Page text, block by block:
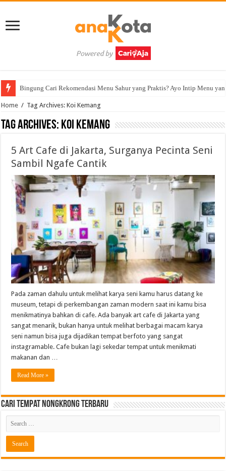
Bingung Cari Rekomendasi Menu Sahur yang Praktis? Ayo Intip Menu
Home / Tag Archives: Koi Kemang
Tag Archives: Koi Kemang
5 Art Cafe di Jakarta, Surganya Pecinta Seni
Sambil Ngafe Cantik
Pada zaman dahulu untuk melihat karya seni kamu harus datang ke
museum, tetapi di perkembangan zaman modern saat ini kamu bisa
menikmatinya bahkan di cafe. Ada banyak art cafe di Jakarta yang
sangat menarik, bukan hanya untuk melihat berbagai macam karya
seni namun bisa juga dijadikan tempat berfoto yang sangat
instagramable. Cafe bukan lagi sekedar tempat untuk menikmati
makanan dan …
Read More »
Cari Tempat Nongkrong Terbaru